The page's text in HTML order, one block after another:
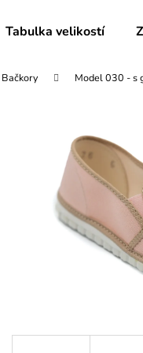
Tabulka velikostí
Bačkory Model 030 - s
Co
DÁMSKÉ BAČKORY